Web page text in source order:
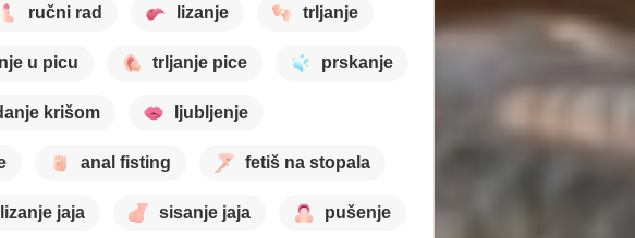
ručni rad lizanje trljanje
u picu trljanje pice prskanje
krišom ljubljenje
anal fisting fetiš na stopala
lizanje jaja sisanje jaja pušenje